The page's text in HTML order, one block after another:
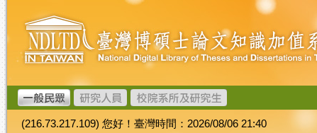
跳
到
主
要
內
容
臺
灣
博
碩
士
論
文
加
(216.73.217.109) 您好！臺灣時間：2026/08/06 21:40